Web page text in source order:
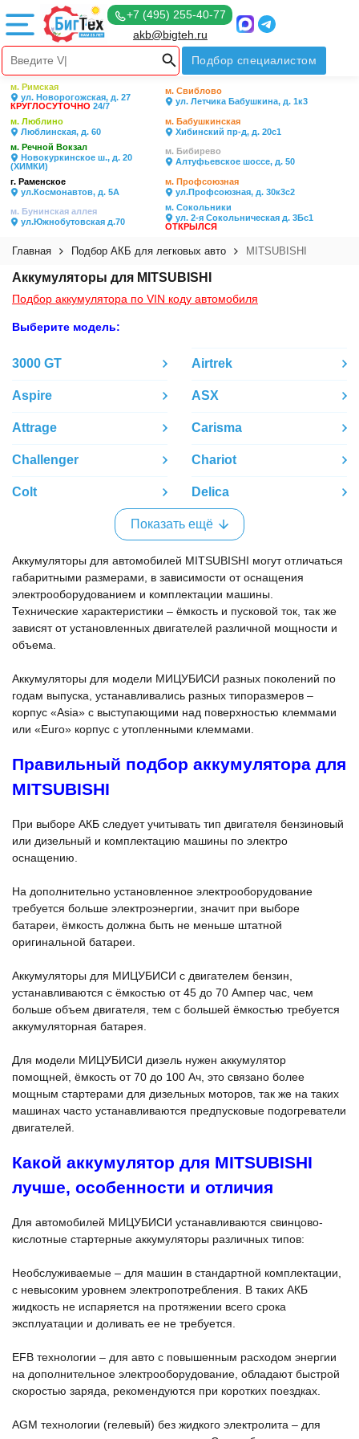
+7 (495) 255-40-77
akb@bigteh.ru
Подбор специалистом
м. Римская
ул. Новорогожская, д. 27
КРУГЛОСУТОЧНО 24/7
м. Свиблово
ул. Летчика Бабушкина, д. 1к3
м. Люблино
Люблинская, д. 60
м. Бабушкинская
Хибинский пр-д, д. 20с1
м. Речной Вокзал
Новокуркинское ш., д. 20
(ХИМКИ)
м. Бибирево
Алтуфьевское шоссе, д. 50
г. Раменское
ул.Космонавтов, д. 5А
м. Профсоюзная
ул.Профсоюзная, д. 30к3с2
м. Бунинская аллея
ул.Южнобутовская д.70
м. Сокольники
ул. 2-я Сокольническая д. 3Бс1
ОТКРЫЛСЯ
Главная Подбор АКБ для легковых авто MITSUBISHI
Аккумуляторы для MITSUBISHI
Подбор аккумулятора по VIN коду автомобиля
Выберите модель:
3000 GT Airtrek
Aspire ASX
Attrage Carisma
Challenger Chariot
Colt Delica
Показать ещё
Аккумуляторы для автомобилей MITSUBISHI могут отличаться
габаритными размерами, в зависимости от оснащения
электрооборудованием и комплектации машины.
Технические характеристики – ёмкость и пусковой ток, так же
зависят от установленных двигателей различной мощности и
объема.
Аккумуляторы для модели МИЦУБИСИ разных поколений по
годам выпуска, устанавливались разных типоразмеров –
корпус «Asia» с выступающими над поверхностью клеммами
или «Euro» корпус с утопленными клеммами.
Правильный подбор аккумулятора для
MITSUBISHI
При выборе АКБ следует учитывать тип двигателя бензиновый
или дизельный и комплектацию машины по электро
оснащению.
На дополнительно установленное электрооборудование
требуется больше электроэнергии, значит при выборе
батареи, ёмкость должна быть не меньше штатной
оригинальной батареи.
Аккумуляторы для МИЦУБИСИ с двигателем бензин,
устанавливаются с ёмкостью от 45 до 70 Ампер час, чем
больше объем двигателя, тем с большей ёмкостью требуется
аккумуляторная батарея.
Для модели МИЦУБИСИ дизель нужен аккумулятор
помощней, ёмкость от 70 до 100 Ач, это связано более
мощным стартерами для дизельных моторов, так же на таких
машинах часто устанавливаются предпусковые подогреватели
двигателей.
Какой аккумулятор для MITSUBISHI
лучше, особенности и отличия
Для автомобилей МИЦУБИСИ устанавливаются свинцово-
кислотные стартерные аккумуляторы различных типов:
Необслуживаемые – для машин в стандартной комплектации,
с невысоким уровнем электропотребления. В таких АКБ
жидкость не испаряется на протяжении всего срока
эксплуатации и доливать ее не требуется.
EFB технологии – для авто с повышенным расходом энергии
на дополнительное электрооборудование, обладают быстрой
скоростью заряда, рекомендуются при коротких поездках.
AGM технологии (гелевый) без жидкого электролита – для